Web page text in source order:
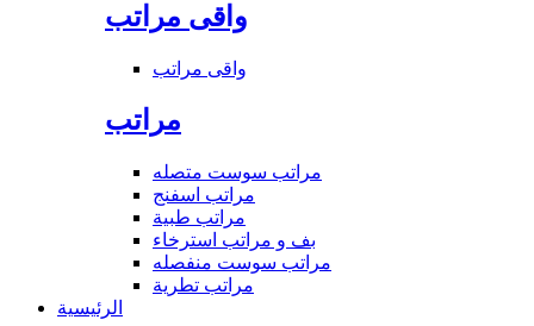
واقى مراتب
واقى مراتب
مراتب
مراتب سوست متصله
مراتب اسفنج
مراتب طبية
بف و مراتب استرخاء
مراتب سوست منفصله
مراتب تطرية
الرئيسية